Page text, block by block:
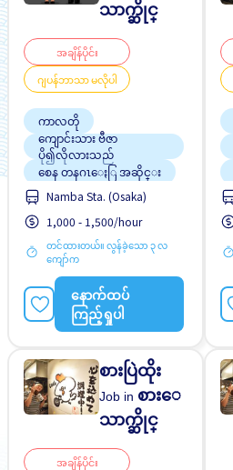
သာက္ဆိုင္
အချိန်ပိုင်း
ဂျပန်ဘာသာ မလိုပါ
ကာလတို
ကျောင်းသား ဗီဇာ
ပို၍လိုလားသည်
စေန တနဂၤေႏြ အဆိုင္း
တစ္ပတ္ႏွစ္ရက္မွ သံုးရက္
ထမင်းကျွေးမည်
ၾကိဳတင္လစာေငြေပးျခင္း
ဘူတာႏွင့္နီးေသာ
လမ္းစရိတ္ေပးသည္
အချိန်ပြည့် အလုပ်လုပ်ခွင့်ရ
ရန် အခွင့်အရေးရှိသည်
Namba Sta. (Osaka)
1,000 - 1,500/hour
တင်ထားတယ်။ လွန်ခဲ့သော ၃ လ
ကျော်က
နောက်ထပ်
ကြည့်ရှုပါ
စားပြဲထိုး
Job in စားေ
သာက္ဆိုင္
အချိန်ပိုင်း